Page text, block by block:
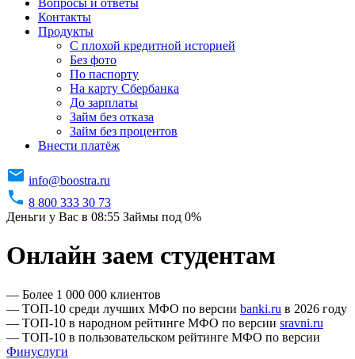
Вопросы и ответы
Контакты
Продукты
C плохой кредитной историей
Без фото
По паспорту
На карту Сбербанка
До зарплаты
Займ без отказа
Займ без процентов
Внести платёж
info@boostra.ru
8 800 333 30 73
Деньги у Вас в 08:55 Займы под 0%
Онлайн заем студентам
— Более 1 000 000 клиентов
— ТОП-10 среди лучших МФО по версии banki.ru в 2026 году
— ТОП-10 в народном рейтинге МФО по версии sravni.ru
— ТОП-10 в пользовательском рейтинге МФО по версии
Финуслуги